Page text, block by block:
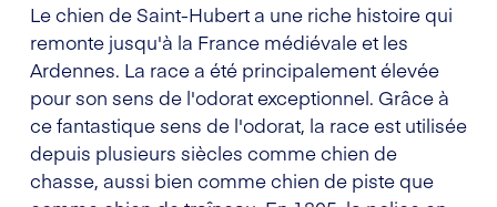
Le chien de Saint-Hubert a une riche histoire qui
remonte jusqu'à la France médiévale et les
Ardennes. La race a été principalement élevée
pour son sens de l'odorat exceptionnel. Grâce à
ce fantastique sens de l'odorat, la race est utilisée
depuis plusieurs siècles comme chien de
chasse, aussi bien comme chien de piste que